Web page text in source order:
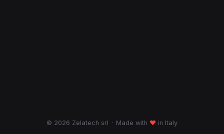
© 2026 Zelatech srl · Made with ♥ in Italy